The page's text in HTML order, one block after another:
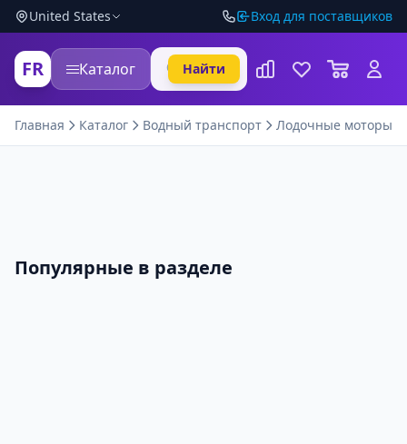
United States Вход для поставщиков
FR Каталог Найти
Главная Каталог Водный транспорт Лодочные моторы
Популярные в разделе